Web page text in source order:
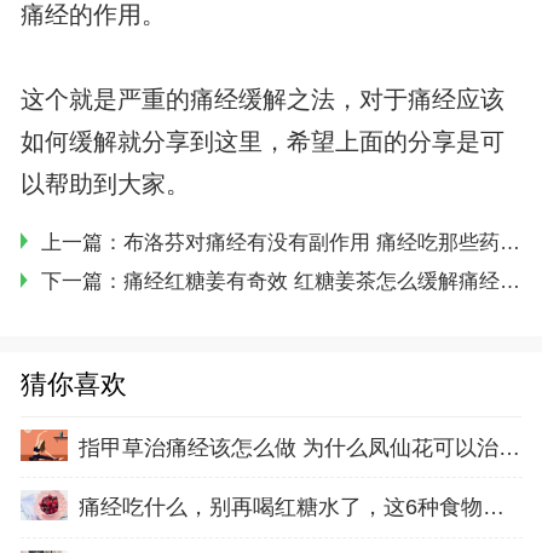
痛经的作用。
这个就是严重的痛经缓解之法，对于痛经应该
如何缓解就分享到这里，希望上面的分享是可
以帮助到大家。
上一篇： 布洛芬对痛经有没有副作用 痛经吃那些药有用呢 来看如何治疗痛经
下一篇： 痛经红糖姜有奇效 红糖姜茶怎么缓解痛经 来看如何做这个姜茶
猜你喜欢
指甲草治痛经该怎么做 为什么凤仙花可以治疗痛
痛经吃什么，别再喝红糖水了，这6种食物帮你缓